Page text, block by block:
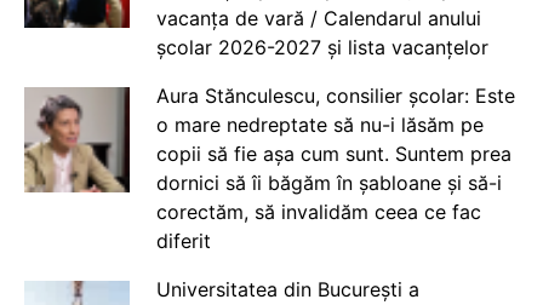
vacanța de vară / Calendarul anului
școlar 2026-2027 și lista vacanțelor
Aura Stănculescu, consilier școlar: Este
o mare nedreptate să nu-i lăsăm pe
copii să fie așa cum sunt. Suntem prea
dornici să îi băgăm în șabloane și să-i
corectăm, să invalidăm ceea ce fac
diferit
Universitatea din București a